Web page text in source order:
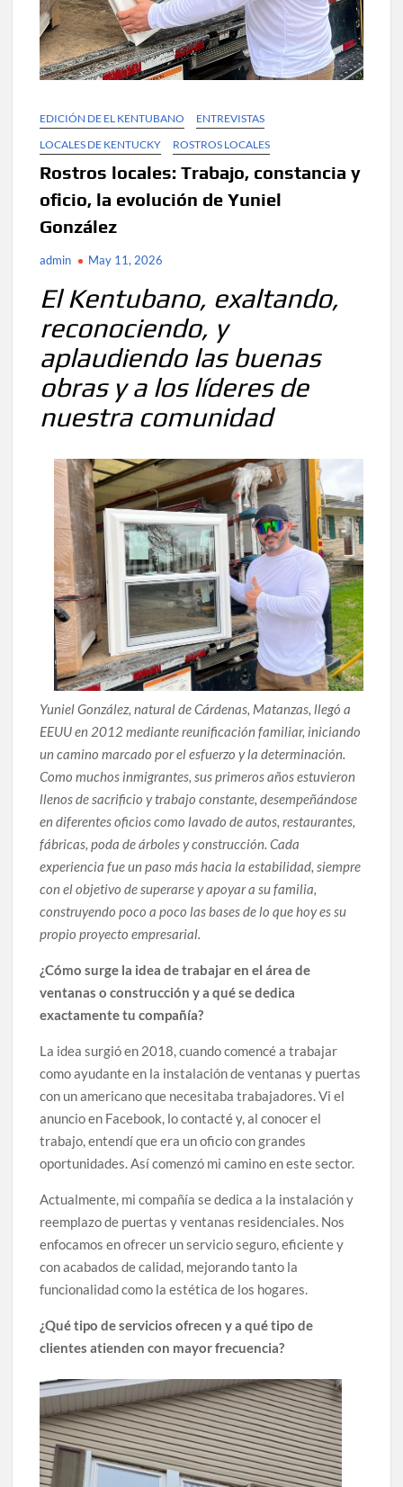
EDICIÓN DE EL KENTUBANO
ENTREVISTAS
LOCALES DE KENTUCKY
ROSTROS LOCALES
Rostros locales: Trabajo, constancia y
oficio, la evolución de Yuniel
González
admin May 11, 2026
El Kentubano, exaltando,
reconociendo, y
aplaudiendo las buenas
obras y a los líderes de
nuestra comunidad
Yuniel González, natural de Cárdenas, Matanzas, llegó a
EEUU en 2012 mediante reunificación familiar, iniciando
un camino marcado por el esfuerzo y la determinación.
Como muchos inmigrantes, sus primeros años estuvieron
llenos de sacrificio y trabajo constante, desempeñándose
en diferentes oficios como lavado de autos, restaurantes,
fábricas, poda de árboles y construcción. Cada
experiencia fue un paso más hacia la estabilidad, siempre
con el objetivo de superarse y apoyar a su familia,
construyendo poco a poco las bases de lo que hoy es su
propio proyecto empresarial.
¿Cómo surge la idea de trabajar en el área de
ventanas o construcción y a qué se dedica
exactamente tu compañía?
La idea surgió en 2018, cuando comencé a trabajar
como ayudante en la instalación de ventanas y puertas
con un americano que necesitaba trabajadores. Vi el
anuncio en Facebook, lo contacté y, al conocer el
trabajo, entendí que era un oficio con grandes
oportunidades. Así comenzó mi camino en este sector.
Actualmente, mi compañía se dedica a la instalación y
reemplazo de puertas y ventanas residenciales. Nos
enfocamos en ofrecer un servicio seguro, eficiente y
con acabados de calidad, mejorando tanto la
funcionalidad como la estética de los hogares.
¿Qué tipo de servicios ofrecen y a qué tipo de
clientes atienden con mayor frecuencia?